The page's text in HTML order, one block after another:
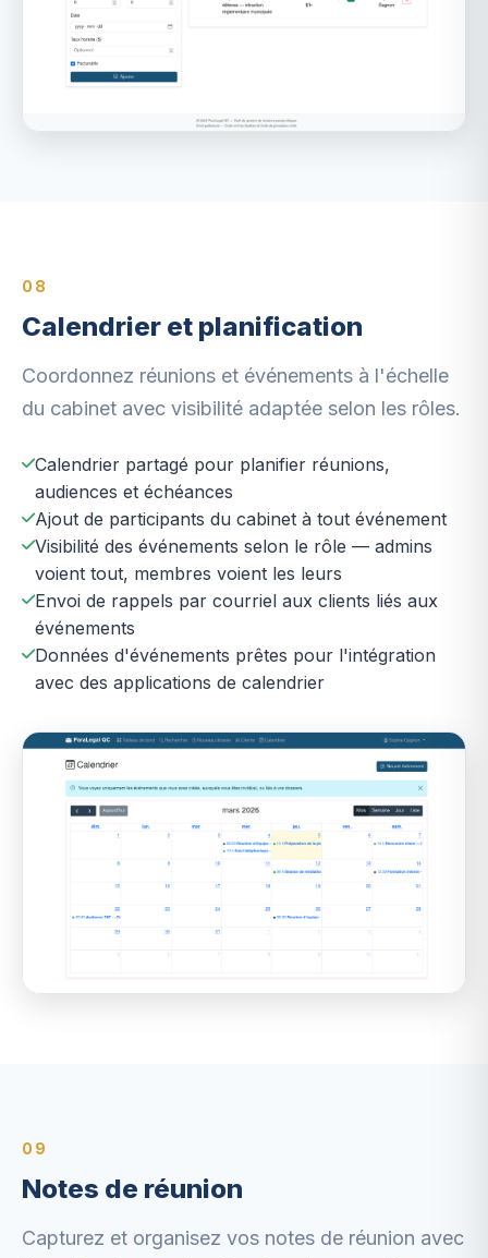
08
Calendrier et planification
Coordonnez réunions et événements à l'échelle
du cabinet avec visibilité adaptée selon les rôles.
Calendrier partagé pour planifier réunions,
audiences et échéances
Ajout de participants du cabinet à tout événement
Visibilité des événements selon le rôle — admins
voient tout, membres voient les leurs
Envoi de rappels par courriel aux clients liés aux
événements
Données d'événements prêtes pour l'intégration
avec des applications de calendrier
09
Notes de réunion
Capturez et organisez vos notes de réunion avec